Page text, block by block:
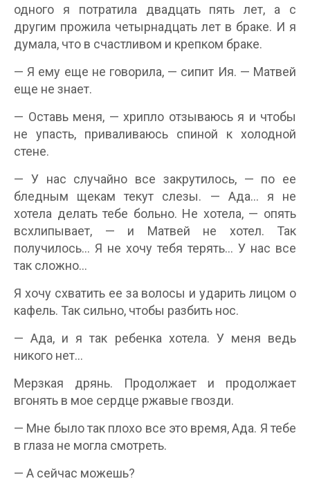
одного я потратила двадцать пять лет, а с
другим прожила четырнадцать лет в браке. И я
думала, что в счастливом и крепком браке.
— Я ему еще не говорила, — сипит Ия. — Матвей
еще не знает.
— Оставь меня, — хрипло отзываюсь я и чтобы
не упасть, приваливаюсь спиной к холодной
стене.
— У нас случайно все закрутилось, — по ее
бледным щекам текут слезы. — Ада… я не
хотела делать тебе больно. Не хотела, — опять
всхлипывает, — и Матвей не хотел. Так
получилось… Я не хочу тебя терять… У нас все
так сложно…
Я хочу схватить ее за волосы и ударить лицом о
кафель. Так сильно, чтобы разбить нос.
— Ада, и я так ребенка хотела. У меня ведь
никого нет…
Мерзкая дрянь. Продолжает и продолжает
вгонять в мое сердце ржавые гвозди.
— Мне было так плохо все это время, Ада. Я тебе
в глаза не могла смотреть.
— А сейчас можешь?